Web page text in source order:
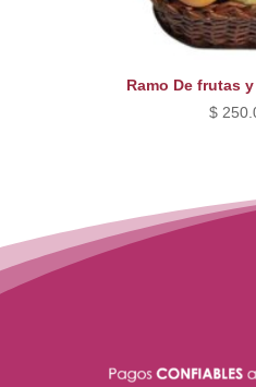
Ramo De frutas
$